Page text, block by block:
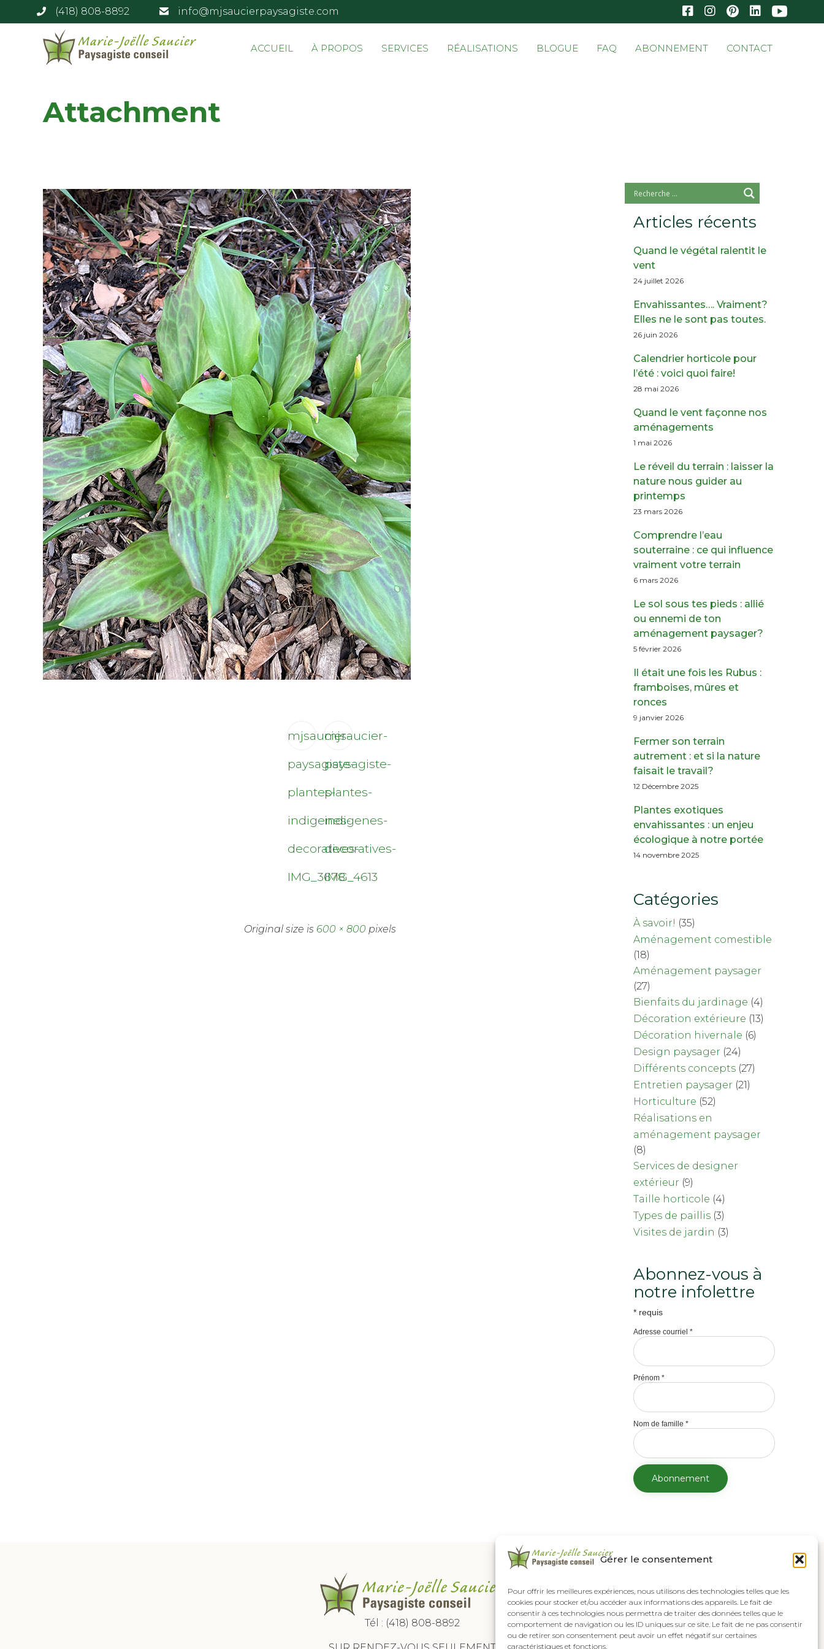
Gérer le consentement
Pour offrir les meilleures expériences, nous utilisons des technologies telles que les
cookies pour stocker et/ou accéder aux informations des appareils. Le fait de
consentir à ces technologies nous permettra de traiter des données telles que le
comportement de navigation ou les ID uniques sur ce site. Le fait de ne pas consentir
ou de retirer son consentement peut avoir un effet négatif sur certaines
caractéristiques et fonctions.
(418) 808-8892 info@mjsaucierpaysagiste.com
ACCUEIL À PROPOS SERVICES RÉALISATIONS BLOGUE FAQ ABONNEMENT CONTACT
Attachment
mjsaucier-
paysagiste-
plantes-
indigenes-
decoratives-
IMG_3678
mjsaucier-
paysagiste-
plantes-
indigenes-
decoratives-
IMG_4613
Original size is 600 × 800 pixels
Articles récents
Quand le végétal ralentit le
vent
24 juillet 2026
Envahissantes…. Vraiment?
Elles ne le sont pas toutes.
26 juin 2026
Calendrier horticole pour
l’été : voici quoi faire!
28 mai 2026
Quand le vent façonne nos
aménagements
1 mai 2026
Le réveil du terrain : laisser la
nature nous guider au
printemps
23 mars 2026
Comprendre l’eau
souterraine : ce qui influence
vraiment votre terrain
6 mars 2026
Le sol sous tes pieds : allié
ou ennemi de ton
aménagement paysager?
5 février 2026
Il était une fois les Rubus :
framboises, mûres et
ronces
9 janvier 2026
Fermer son terrain
autrement : et si la nature
faisait le travail?
12 Décembre 2025
Plantes exotiques
envahissantes : un enjeu
écologique à notre portée
14 novembre 2025
Catégories
À savoir! (35)
Aménagement comestible
(18)
Aménagement paysager
(27)
Bienfaits du jardinage (4)
Décoration extérieure (13)
Décoration hivernale (6)
Design paysager (24)
Différents concepts (27)
Entretien paysager (21)
Horticulture (52)
Réalisations en
aménagement paysager
(8)
Services de designer
extérieur (9)
Taille horticole (4)
Types de paillis (3)
Visites de jardin (3)
Abonnez-vous à
notre infolettre
* requis
Adresse courriel*
Prénom*
Nom de famille*
Tél : (418) 808-8892